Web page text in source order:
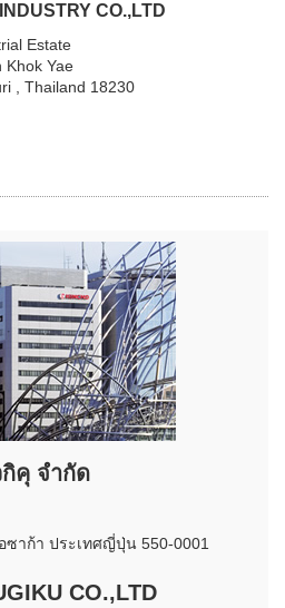
CO.,LTD
Estate
Khok Yae
, Thailand 18230
คุ จำกัด
าก้า ประเทศญี่ปุ่น 550-0001
CO.,LTD